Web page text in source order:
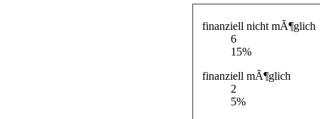
finanziell nicht mÃ¶glich
6
15%
finanziell mÃ¶glich
2
5%